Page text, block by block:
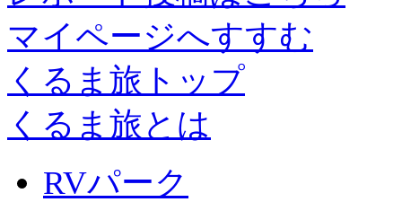
マイページへすすむ
くるま旅トップ
くるま旅とは
RVパーク